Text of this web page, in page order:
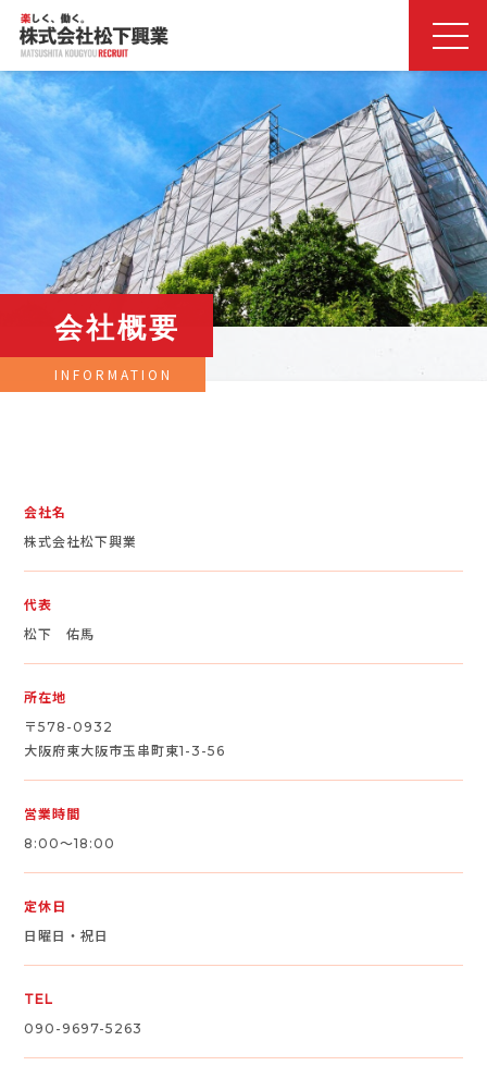
会社概要
INFORMATION
会社名
株式会社松下興業
代表
松下 佑馬
所在地
〒578-0932
大阪府東大阪市玉串町東1-3-56
営業時間
8:00～18:00
定休日
日曜日・祝日
TEL
090-9697-5263